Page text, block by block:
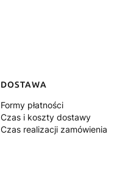
DOSTAWA
Formy płatności
Czas i koszty dostawy
Czas realizacji zamówienia